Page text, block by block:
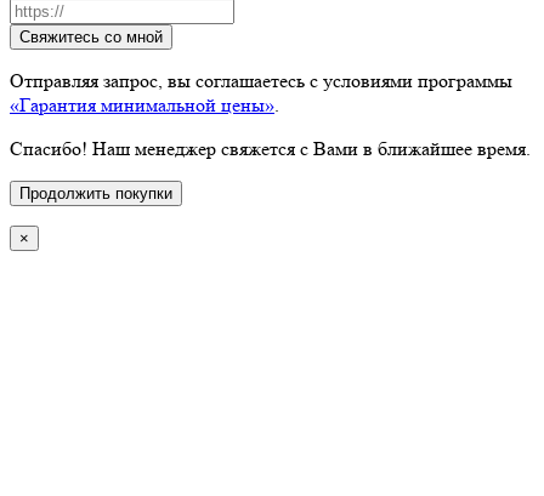
Свяжитесь со мной
Отправляя запрос, вы соглашаетесь с условиями программы
«Гарантия минимальной цены».
Спасибо! Наш менеджер свяжется с Вами в ближайшее время.
Продолжить покупки
×